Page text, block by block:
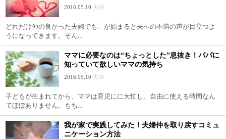
2016.05.10 夫婦
どれだけ仲の良かった夫婦でも、が始まると夫への不満の声が目立つよ
うになってきます。そん...
ママに必要なのは“ちょっとした”息抜き！パパに
知っていて欲しいママの気持ち
2016.05.10 夫婦
子どもが生まれてから、ママは育児にに大忙し。自由に使える時間なん
てほぼありません。もち...
我が家で実践してみた！夫婦仲を取り戻すコミュ
ニケーション方法